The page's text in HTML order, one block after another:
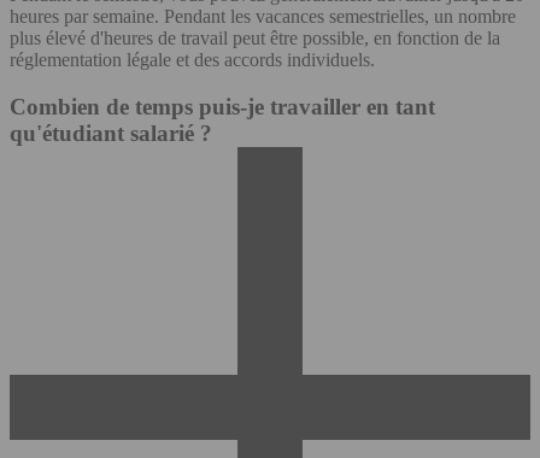
heures par semaine. Pendant les vacances semestrielles, un nombre
plus élevé d'heures de travail peut être possible, en fonction de la
réglementation légale et des accords individuels.
Combien de temps puis-je travailler en tant
qu'étudiant salarié ?